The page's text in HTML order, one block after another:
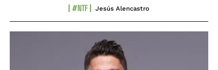
#NTF Jesús Alencastro